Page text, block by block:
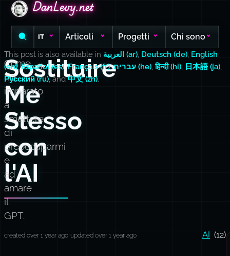
DanLevy.net
DanLevy.net
DanLevy.net
IT Articoli Progetti Chi sono
Sostituire
Me
Stesso
con
l'AI
Come
ho
imparato
a
smettere
di
preoccuparmi
e
ad
amare
il
GPT.
This post is also available in العربية (ar), Deutsch (de), English
(en),Español (es),Français (fr), עברית (he),हिन्दी (hi), 日本語 (ja),
Русский (ru), and中文 (zh).
created over 1 year ago updated over 1 year ago AI (12)